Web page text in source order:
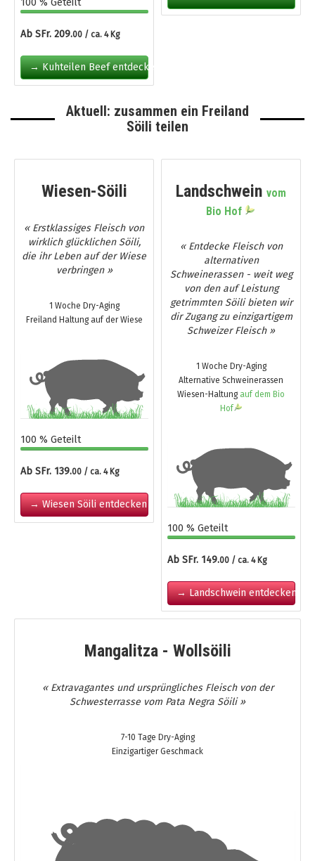
100 % Geteilt
Ab SFr. 209.00 / ca. 4 Kg
→ Kuhteilen Beef entdecken
Aktuell: zusammen ein Freiland
Söili teilen
Wiesen-Söili
« Erstklassiges Fleisch von
wirklich glücklichen Söili,
die ihr Leben auf der Wiese
verbringen »
1 Woche Dry-Aging
Freiland Haltung auf der Wiese
100 % Geteilt
Ab SFr. 139.00 / ca. 4 Kg
→ Wiesen Söili entdecken
Landschwein vom
Bio Hof
« Entdecke Fleisch von
alternativen
Schweinerassen - weit weg
von den auf Leistung
getrimmten Söili bieten wir
dir Zugang zu einzigartigem
Schweizer Fleisch »
1 Woche Dry-Aging
Alternative Schweinerassen
Wiesen-Haltung auf dem Bio
Hof
100 % Geteilt
Ab SFr. 149.00 / ca. 4 Kg
→ Landschwein entdecken
Mangalitza - Wollsöili
« Extravagantes und ursprüngliches Fleisch von der
Schwesterrasse vom Pata Negra Söili »
7-10 Tage Dry-Aging
Einzigartiger Geschmack